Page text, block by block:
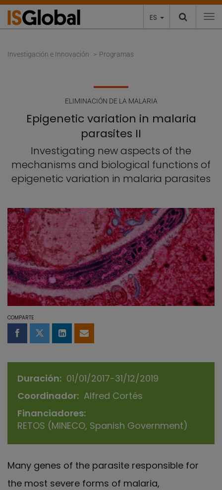
ES
Investigación e Innovación Programas
ELIMINACIÓN DE LA MALARIA
Epigenetic variation in malaria
parasites II
Investigating new aspects of the
mechanisms and biological functions of
epigenetic variation in malaria parasites
COMPARTE
Compartir en Facebook
Compartir en Twitter
Compartir en LinkedIn
Compartir por email
Duración
01/01/2017-31/12/2019
Coordinador Alfred Cortés
Financiadores
RETOS (MINECO, Spanish Government)
Many genes of the parasite responsible for
the most severe forms of malaria,